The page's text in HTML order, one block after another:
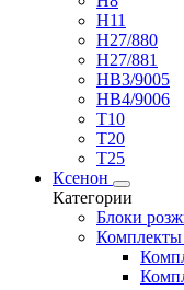
H11
H27/880
H27/881
HB3/9005
HB4/9006
T10
T20
T25
Ксенон
Категории
Блоки
Комплекты